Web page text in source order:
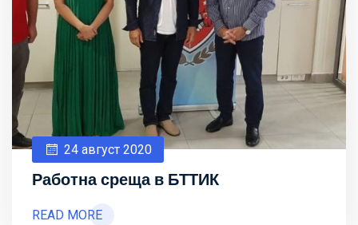
24 август 2020
Работна среща в БТТИК
READ MORE